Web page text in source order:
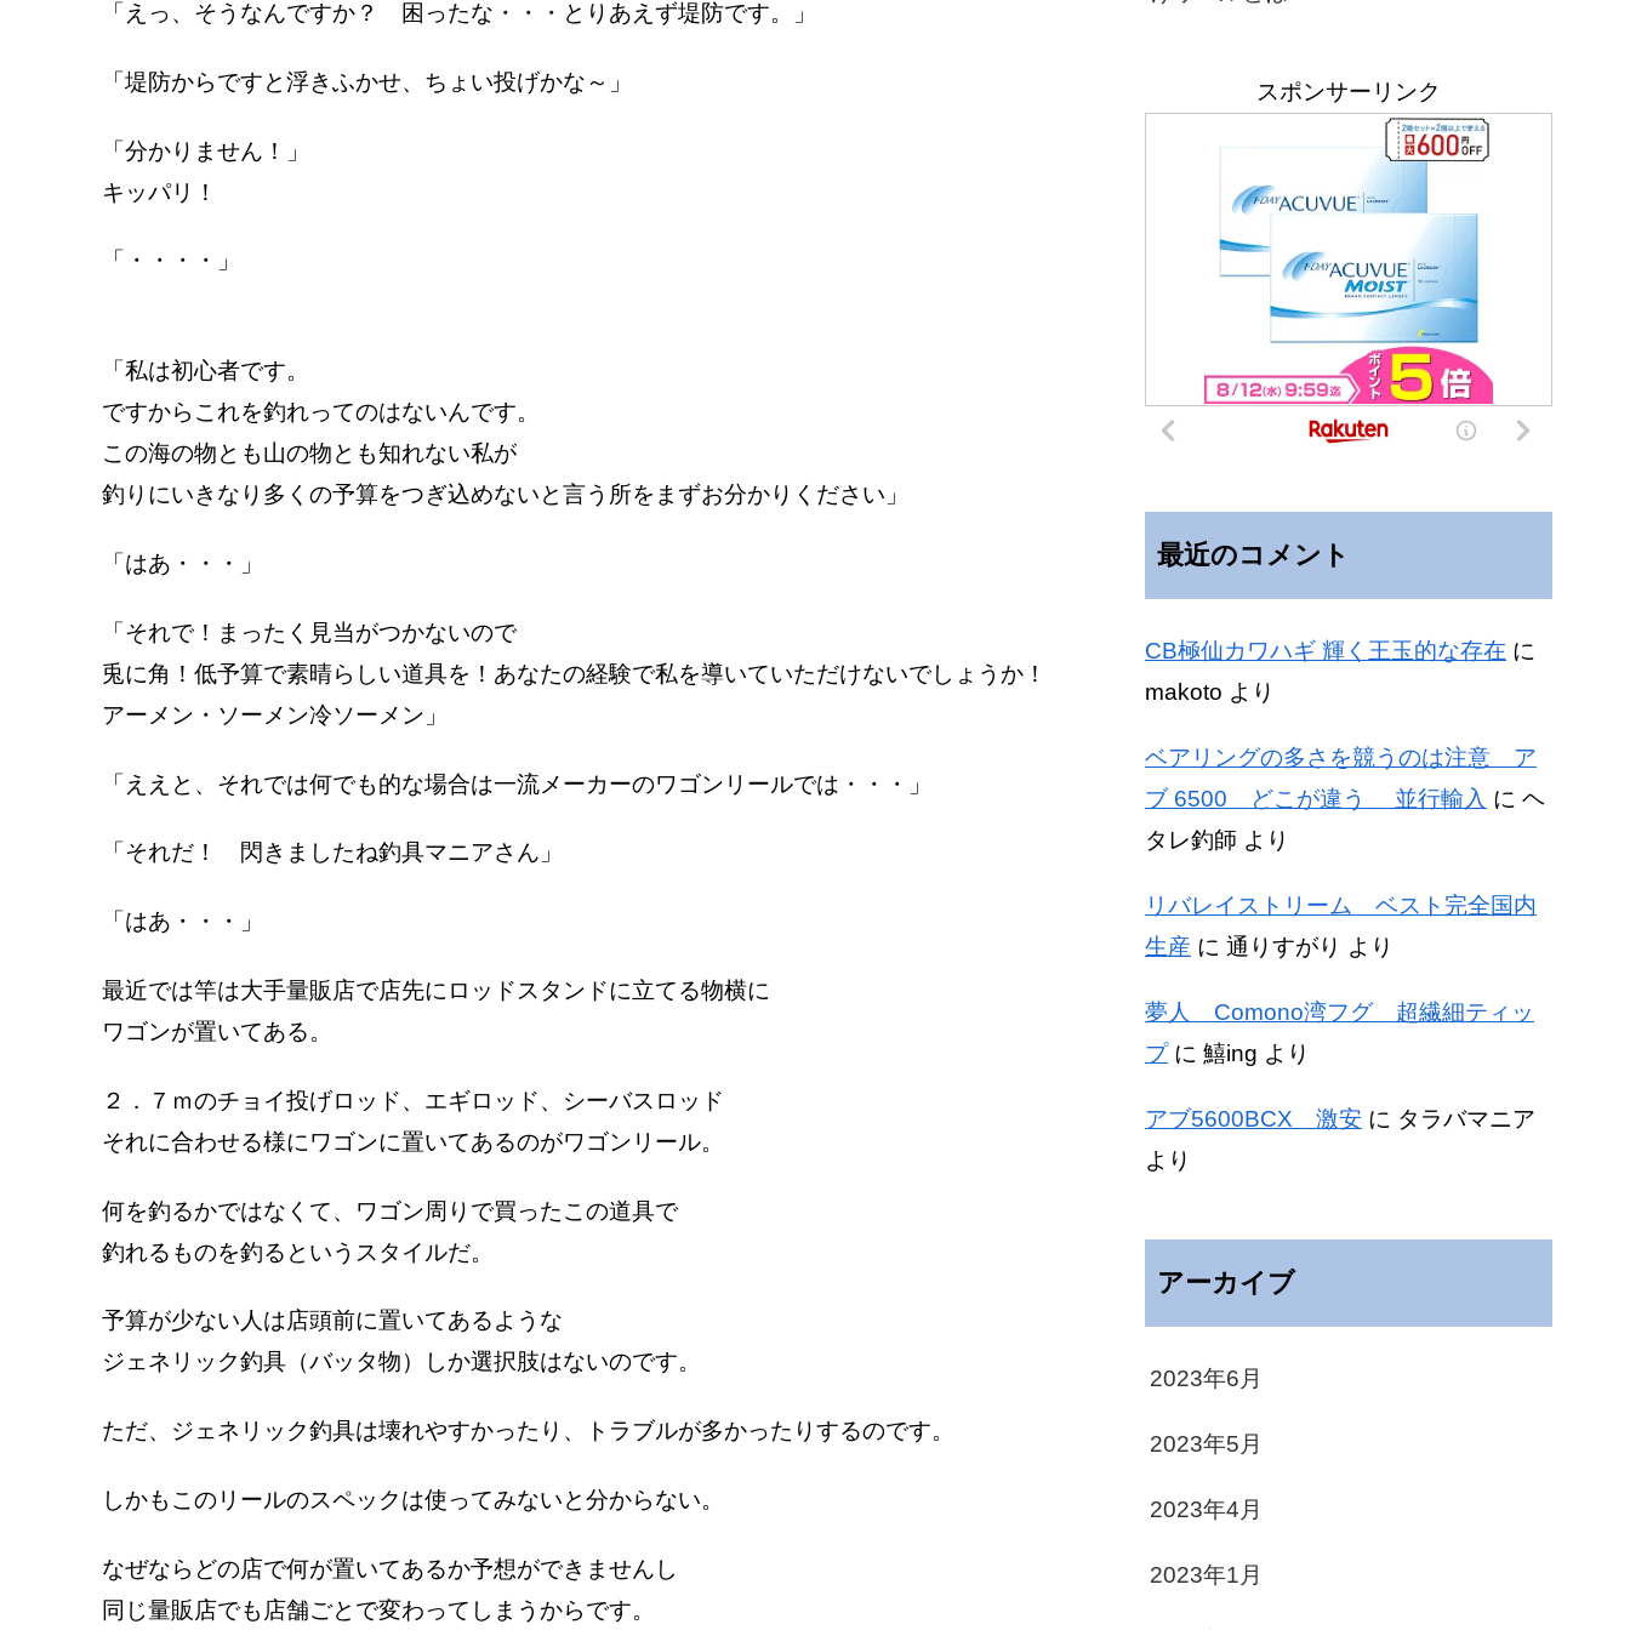
「えっ、そうなんですか？ 困ったな・・・とりあえず堤防です。」
「堤防からですと浮きふかせ、ちょい投げかな～」
「分かりません！」
キッパリ！
「・・・・」
「私は初心者です。
ですからこれを釣れってのはないんです。
この海の物とも山の物とも知れない私が
釣りにいきなり多くの予算をつぎ込めないと言う所をまずお分かりください」
「はあ・・・」
「それで！まったく見当がつかないので
兎に角！低予算で素晴らしい道具を！あなたの経験で私を導いていただけないでしょうか！
アーメン・ソーメン冷ソーメン」
「ええと、それでは何でも的な場合は一流メーカーのワゴンリールでは・・・」
「それだ！ 閃きましたね釣具マニアさん」
「はあ・・・」
最近では竿は大手量販店で店先にロッドスタンドに立てる物横に
ワゴンが置いてある。
２．７ｍのチョイ投げロッド、エギロッド、シーバスロッド
それに合わせる様にワゴンに置いてあるのがワゴンリール。
何を釣るかではなくて、ワゴン周りで買ったこの道具で
釣れるものを釣るというスタイルだ。
予算が少ない人は店頭前に置いてあるような
ジェネリック釣具（バッタ物）しか選択肢はないのです。
ただ、ジェネリック釣具は壊れやすかったり、トラブルが多かったりするのです。
しかもこのリールのスペックは使ってみないと分からない。
なぜならどの店で何が置いてあるか予想ができませんし
同じ量販店でも店舗ごとで変わってしまうからです。
スポンサーリンク
最近のコメント
CB極仙カワハギ 輝く王玉的な存在 に
makoto より
ベアリングの多さを競うのは注意 ア
ブ 6500 どこが違う 並行輸入 に ヘ
タレ釣師 より
リバレイストリーム ベスト完全国内
生産 に 通りすがり より
夢人 Comono湾フグ 超繊細ティッ
プに 鱚ing より
アブ5600BCX 激安 に タラバマニア
より
アーカイブ
2023年6月
2023年5月
2023年4月
2023年1月